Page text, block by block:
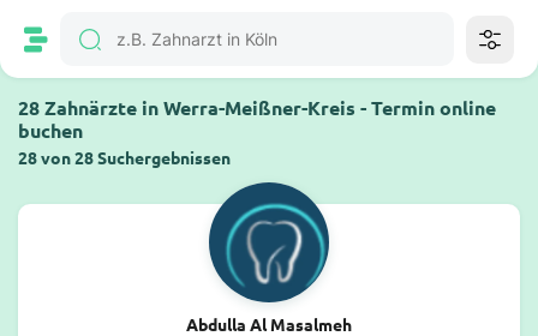
28 Zahnärzte in Werra-Meißner-Kreis - Termin online
buchen
28 von 28 Suchergebnissen
Abdulla Al Masalmeh